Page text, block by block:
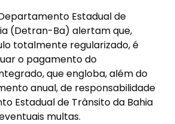
Estadual de
(Detran-Ba) alertam que,
totalmente regularizado, é
o pagamento do
que engloba, além do
anual, de responsabilidade
Estadual de Trânsito da Bahia
multas.